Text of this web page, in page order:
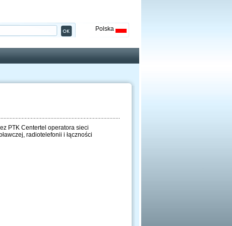
Polska
PTK Centertel operatora sieci
radiotelefonii i łączności